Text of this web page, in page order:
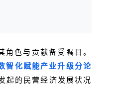
色与贡献备受瞩目。
智化赋能产业升级分论
起的民营经济发展状况